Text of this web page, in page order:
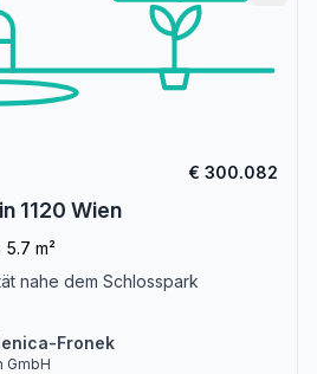
€ 300.082
1120 Wien
5.7 m²
nahe dem Schlosspark
Fronek
GmbH